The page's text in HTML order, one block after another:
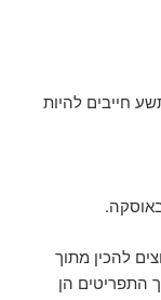
חייבים להיות
להכין מתוך
התפריטים הן